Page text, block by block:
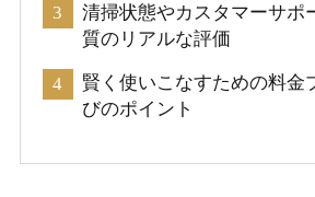
清掃状態やカスタマーサポ
質のリアルな評価
賢く使いこなすための料金
びのポイント